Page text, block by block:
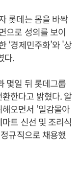
롯데는 몸을 바싹
으로 성의를 보이
‘경제민주화’와 '상
다.
몇일 뒤 롯데그룹
한다고 밝혔다. 알
오면서 ‘일감몰아
트 신선 및 조리식
규직으로 채용했